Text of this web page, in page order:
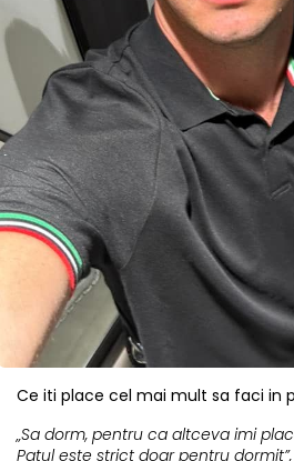
Ce iti place cel mai mult sa faci in
„Sa dorm, pentru ca altceva imi
Patul este strict doar pentru dormit”,